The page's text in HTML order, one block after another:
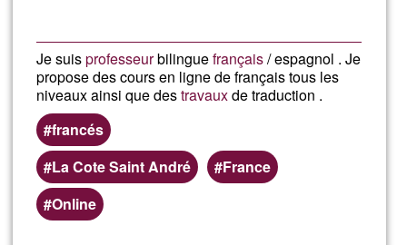
Je suisprofesseurbilinguefrançais/ espagnol . Je
propose des cours en ligne de français tous les
niveaux ainsi que destravauxde traduction .
francés
La Cote Saint André
France
Online